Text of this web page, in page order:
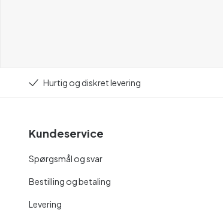
Hurtig og diskret levering
Kundeservice
Spørgsmål og svar
Bestilling og betaling
Levering